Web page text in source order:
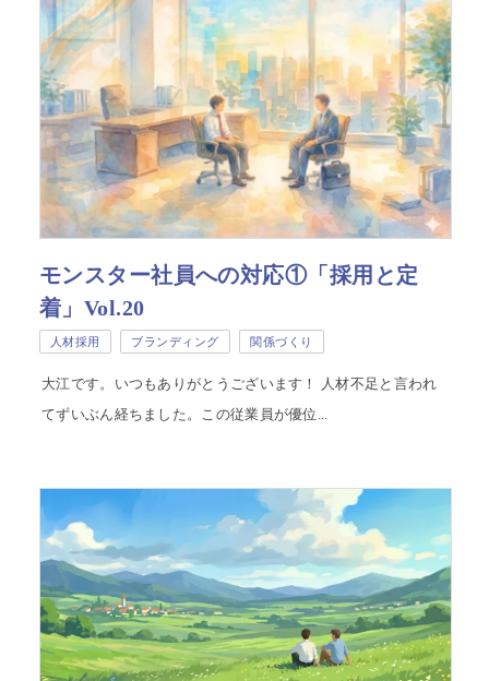
モンスター社員への対応①「採用と定
着」Vol.20
人材採用 ブランディング 関係づくり
大江です。いつもありがとうございます！ 人材不足と言われ
てずいぶん経ちました。この従業員が優位...